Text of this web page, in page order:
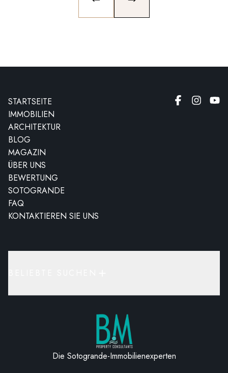
PREVIOUS SLIDENEXT SLIDE
STARTSEITE
IMMOBILIEN
ARCHITEKTUR
BLOG
MAGAZIN
ÜBER UNS
BEWERTUNG
SOTOGRANDE
FAQ
KONTAKTIEREN SIE UNS
Die Sotogrande-Immobilienexperten